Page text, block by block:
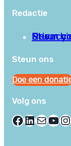
Redactie
Privacy
Stuur
Neem
Steun ons
Doe een
Volg ons
Facebook LinkedIn E-mail YouTube Instagram